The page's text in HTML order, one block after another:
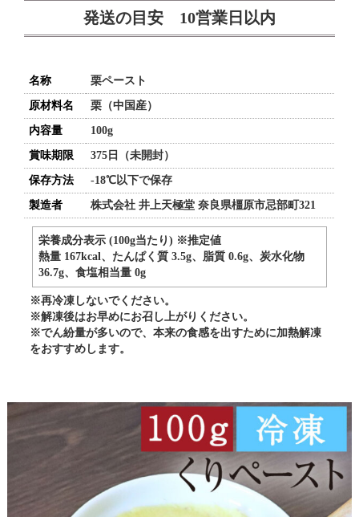
発送の目安 10営業日以内
名称 栗ペースト
原材料名 栗（中国産）
内容量 100g
賞味期限 375日（未開封）
保存方法 -18℃以下で保存
製造者 株式会社 井上天極堂 奈良県橿原市忌部町321
栄養成分表示 (100g当たり) ※推定値
熱量 167kcal、たんぱく質 3.5g、脂質 0.6g、炭水化物
36.7g、食塩相当量 0g
※再冷凍しないでください。
※解凍後はお早めにお召し上がりください。
※でん紛量が多いので、本来の食感を出すために加熱解凍
をおすすめします。